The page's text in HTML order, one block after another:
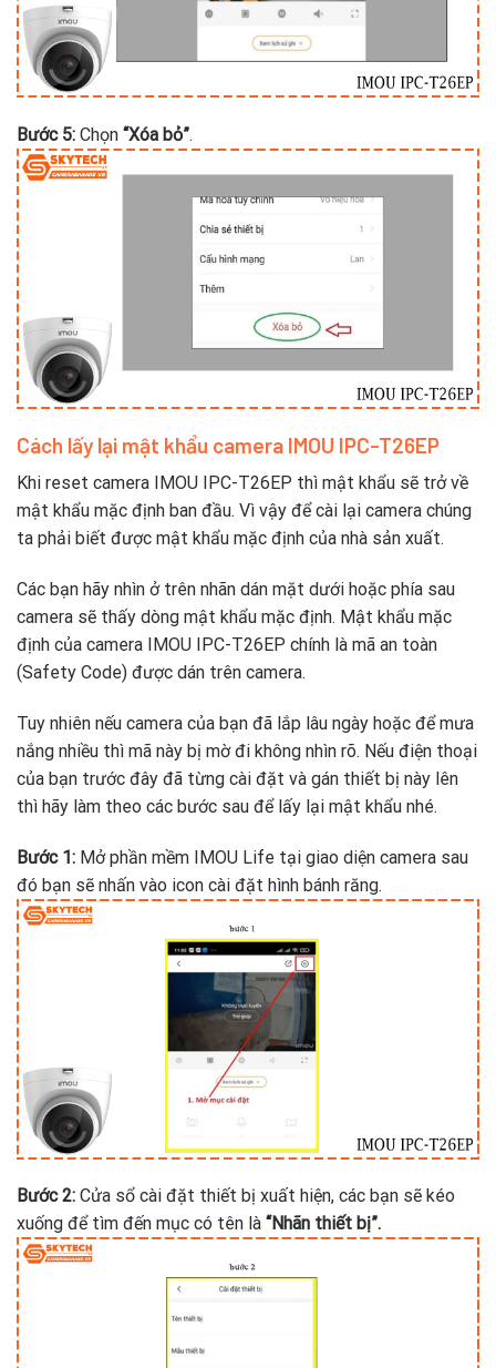
Bước 5: Chọn “Xóa bỏ”.
Cách lấy lại mật khẩu camera IMOU IPC-T26EP
Khi reset camera IMOU IPC-T26EP thì mật khẩu sẽ trở về
mật khẩu mặc định ban đầu. Vì vậy để cài lại camera chúng
ta phải biết được mật khẩu mặc định của nhà sản xuất.
Các bạn hãy nhìn ở trên nhãn dán mặt dưới hoặc phía sau
camera sẽ thấy dòng mật khẩu mặc định. Mật khẩu mặc
định của camera IMOU IPC-T26EP chính là mã an toàn
(Safety Code) được dán trên camera.
Tuy nhiên nếu camera của bạn đã lắp lâu ngày hoặc để mưa
nắng nhiều thì mã này bị mờ đi không nhìn rõ. Nếu điện thoại
của bạn trước đây đã từng cài đặt và gán thiết bị này lên
thì hãy làm theo các bước sau để lấy lại mật khẩu nhé.
Bước 1: Mở phần mềm IMOU Life tại giao diện camera sau
đó bạn sẽ nhấn vào icon cài đặt hình bánh răng.
Bước 2: Cửa sổ cài đặt thiết bị xuất hiện, các bạn sẽ kéo
xuống để tìm đến mục có tên là “Nhãn thiết bị”.